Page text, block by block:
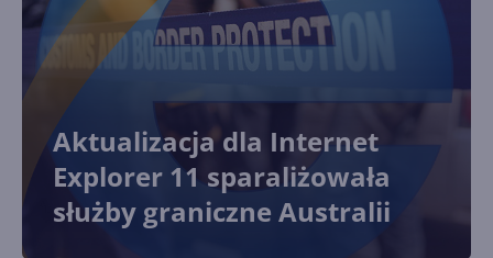
Aktualizacja dla Internet
Explorer 11 sparaliżowała
służby graniczne Australii